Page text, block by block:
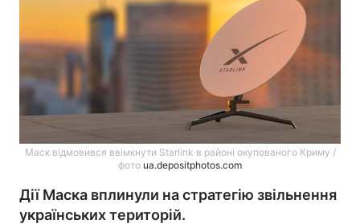
Маск відмовився ввімкнути Starlink в районі окупованого Криму /
фото ua.depositphotos.com
Дії Маска вплинули на стратегію звільнення
українських територій.